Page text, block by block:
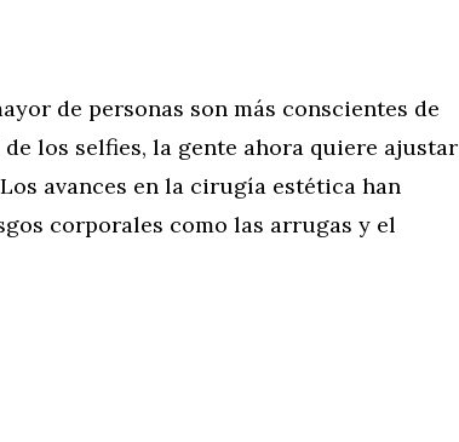
de personas son más conscientes de
los selfies, la gente ahora quiere ajustar
avances en la cirugía estética han
corporales como las arrugas y el